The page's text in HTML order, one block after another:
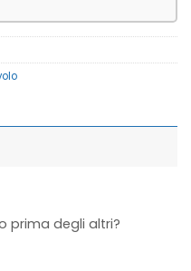
prima degli altri?